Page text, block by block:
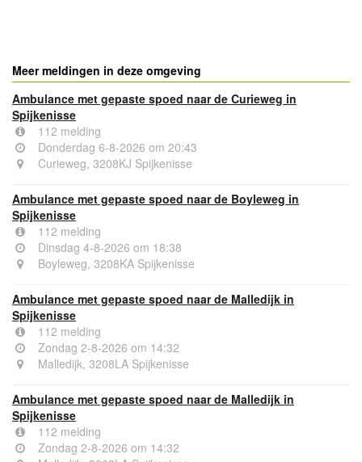
Meer meldingen in deze omgeving
Ambulance met gepaste spoed naar de Curieweg in
Spijkenisse
112 melding
Donderdag 6-8-2026 om 20:43
Curieweg, 3208KJ Spijkenisse
Ambulance met gepaste spoed naar de Boyleweg in
Spijkenisse
112 melding
Dinsdag 4-8-2026 om 18:38
Boyleweg, 3208KA Spijkenisse
Ambulance met gepaste spoed naar de Malledijk in
Spijkenisse
112 melding
Zondag 2-8-2026 om 14:32
Malledijk, 3208LA Spijkenisse
Ambulance met gepaste spoed naar de Malledijk in
Spijkenisse
112 melding
Zondag 2-8-2026 om 14:32